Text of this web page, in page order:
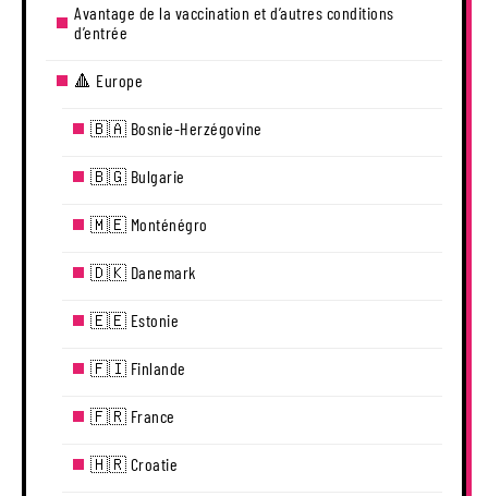
Avantage de la vaccination et d’autres conditions
d’entrée
🔺 Europe
🇧🇦 Bosnie-Herzégovine
🇧🇬 Bulgarie
🇲🇪 Monténégro
🇩🇰 Danemark
🇪🇪 Estonie
🇫🇮 Finlande
🇫🇷 France
🇭🇷 Croatie